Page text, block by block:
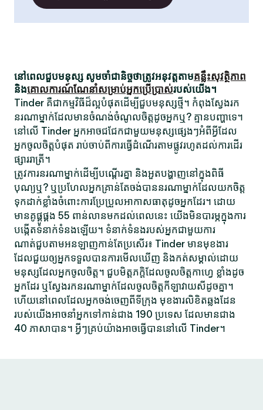
នៅពេលជួបមនុស្ស សូមចាំជានិច្ចថាត្រូវអនុវត្តតាមគន្លឹះសុវត្ថិភាព
និងគោលការណ៍ណែនាំសម្រាប់អ្នកប្រើប្រាស់របស់យើង។
Tinder គឺជាកម្មវិធីដ៏ល្អបំផុតដើម្បីជួបមនុស្សថ្មី។ កំពុងស្វែងរក
នរណាម្នាក់ដែលមានចំណង់ចំណូលចិត្តដូចអ្នកឬ? គ្មានបញ្ហាទេ។
នៅលើ Tinder អ្នកអាចជជែកជាមួយមនុស្សផ្សេងៗអំពីអ្វីដែល
អ្នកចូលចិត្តបំផុត រាប់ចាប់ពីការធ្វើដំណើរតាមផ្លូវរហូតដល់ការដើរ
ផ្សាររាត្រី។
ត្រូវការនរណាម្នាក់ដើម្បីបណ្តើរគ្នា និងអួតបង្ហាញនៅក្នុងពិធី
បុណ្យឬ? ឬប្រហែលអ្នកគ្រាន់តែចង់បាននរណាម្នាក់ដែលយកចិត្ត
ទុកដាក់ខ្លាំងចំពោះការប្រែប្រួលអាកាសធាតុដូចអ្នកដែរ។ ដោយ
មានគូផ្គូផ្គង 55 ពាន់លានមកដល់ពេលនេះ យើងមិនបារម្ភក្នុងការ
បង្កើតទំនាក់ទំនងឡើយ។ ទំនាក់ទំនងរបស់អ្នកជាមួយការ
ណាត់ជួបតាមអនឡាញកាន់តែប្រសើរ៖ Tinder មានមុខងារ
ដែលជួយឲ្យអ្នកទទួលបានការមើលឃើញ និងកត់សម្គាល់ដោយ
មនុស្សដែលអ្នកចូលចិត្ត។ ជួបមិត្តភក្តិដែលចូលចិត្តកាហ្វេ ខ្លាំងដូច
អ្នកដែរ ឬស្វែងរកនរណាម្នាក់ដែលចូលចិត្តកីឡាវាយសីដូចគ្នា។
ហើយនៅពេលដែលអ្នកចង់ចេញពីទីក្រុង មុខងារលិខិតឆ្លងដែន
របស់យើងអាចនាំអ្នកទៅកាន់ជាង 190 ប្រទេស ដែលមានជាង
40 ភាសាបាន។ អ្វីៗគ្រប់យ៉ាងអាចធ្វើបាននៅលើ Tinder។